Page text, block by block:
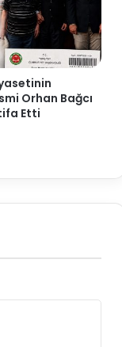
Orhan Bağcı
Etti